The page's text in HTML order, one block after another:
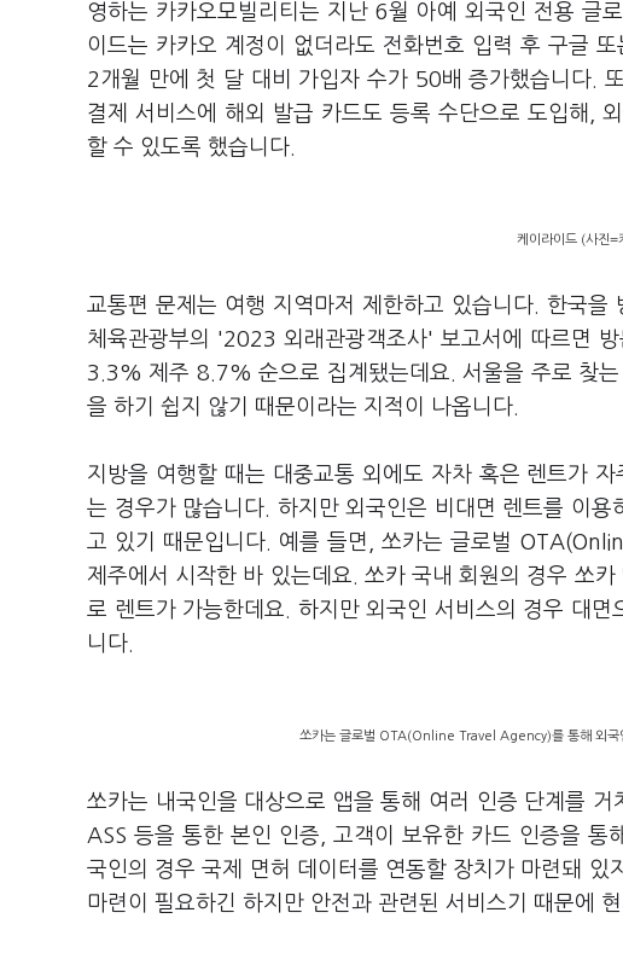
영하는 카카오모빌리티는 지난 6월 아예 외국인 전용 글
이드는 카카오 계정이 없더라도 전화번호 입력 후 구글
2개월 만에 첫 달 대비 가입자 수가 50배 증가했습니다.
결제 서비스에 해외 발급 카드도 등록 수단으로 도입해,
할 수 있도록 했습니다.
케이라이드 (사진=
교통편 문제는 여행 지역마저 제한하고 있습니다. 한국
체육관광부의 '2023 외래관광객조사' 보고서에 따르면
3.3% 제주 8.7% 순으로 집계됐는데요. 서울을 주로 찾
을 하기 쉽지 않기 때문이라는 지적이 나옵니다.
지방을 여행할 때는 대중교통 외에도 자차 혹은 렌트가
는 경우가 많습니다. 하지만 외국인은 비대면 렌트를 이
고 있기 때문입니다. 예를 들면, 쏘카는 글로벌
제주에서 시작한 바 있는데요. 쏘카 국내 회원의 경우 쏘
로 렌트가 가능한데요. 하지만 외국인 서비스의 경우 대
니다.
쏘카는 글로벌 OTA(Online Travel Agency)를 통해 외국
쏘카는 내국인을 대상으로 앱을 통해 여러 인증 단계를
ASS 등을 통한 본인 인증, 고객이 보유한 카드 인증을 통
국인의 경우 국제 면허 데이터를 연동할 장치가 마련돼
마련이 필요하긴 하지만 안전과 관련된 서비스기 때문에